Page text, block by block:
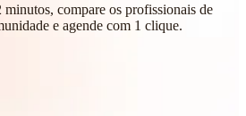
compare os profissionais de
e agende com 1 clique.